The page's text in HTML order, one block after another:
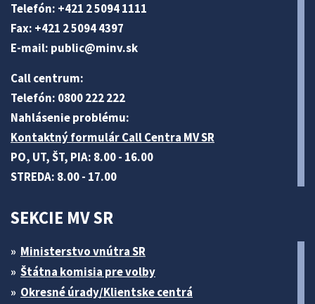
Telefón: +421 2 5094 1111
Fax: +421 2 5094 4397
E-mail: public@minv.sk
Call centrum:
Telefón: 0800 222 222
Nahlásenie problému:
Kontaktný formulár Call Centra MV SR
PO, UT, ŠT, PIA: 8.00 - 16.00
STREDA: 8.00 - 17.00
SEKCIE MV SR
Ministerstvo vnútra SR
Štátna komisia pre volby
Okresné úrady/Klientske centrá